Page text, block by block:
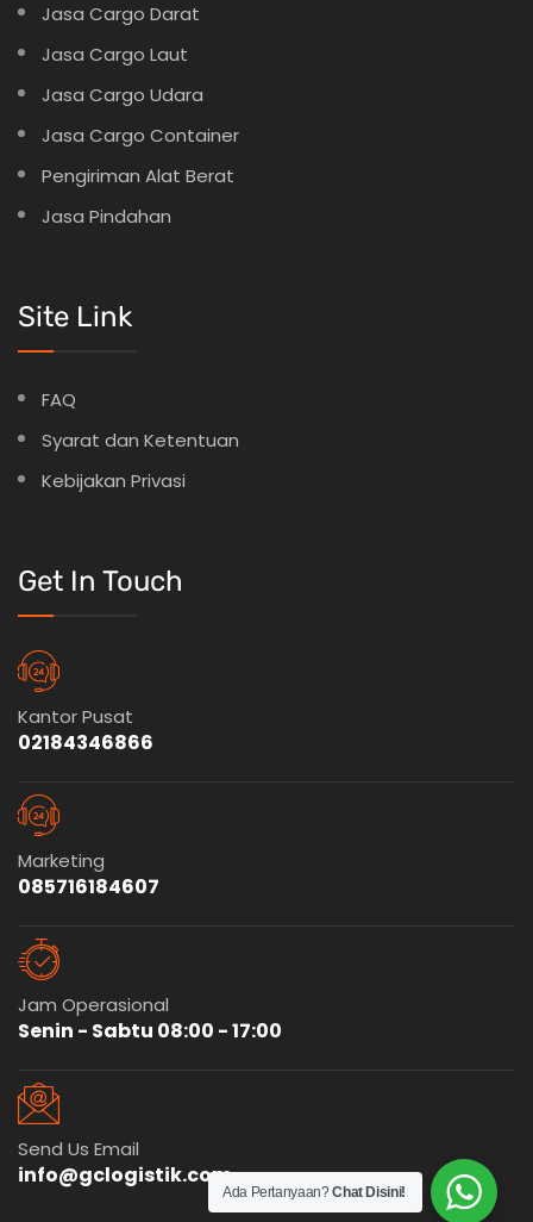
Jasa Cargo Darat
Jasa Cargo Laut
Jasa Cargo Udara
Jasa Cargo Container
Pengiriman Alat Berat
Jasa Pindahan
Site Link
FAQ
Syarat dan Ketentuan
Kebijakan Privasi
Get In Touch
Kantor Pusat
02184346866
Marketing
085716184607
Jam Operasional
Senin - Sabtu 08:00 - 17:00
Send Us Email
info@gclogistik.com
Ada Pertanyaan?Chat Disini!